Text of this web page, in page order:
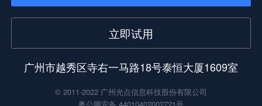
立即试用
广州市越秀区寺右一马路18号泰恒大厦1609室
© 2011-2022 广州光点信息科技股份有限公司